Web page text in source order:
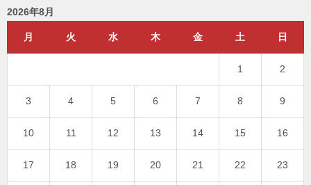
2026年8月
月 火 水 木 金 土 日
1 2
3 4 5 6 7 8 9
10 11 12 13 14 15 16
17 18 19 20 21 22 23